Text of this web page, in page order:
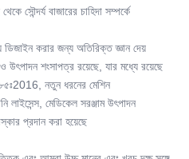
সৌন্দর্য বাজারের চাহিদা সম্পর্কে
করার জন্য অতিরিক্ত জ্ঞান দেয়
শংসাপত্র রয়েছে, যার মধ্যে রয়েছে
নতুন ধরনের মেশিন
লাইসেন্স, মেডিকেল সরঞ্জাম উৎপাদন
প্রদান করা হয়েছে